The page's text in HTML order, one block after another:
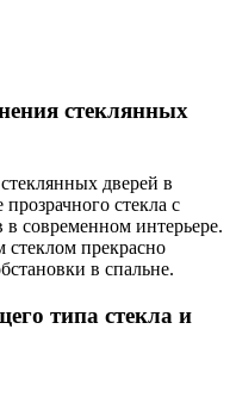
стеклянных
дверей в
стекла с
в современном интерьере.
прекрасно
в спальне.
типа стекла и